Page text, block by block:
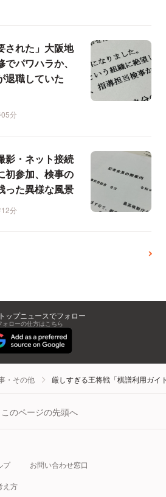
された」大阪地
パワハラか、
退職していた
分
影・ネット接続
初参加、検事の
った異様な風景
分
ップニュースでフォロー
ォローの仕方はこちら
・その他 厳しすぎる王将戦「棋譜利用ガイ
このページの先頭へ
プ お問い合わせ窓口
え方